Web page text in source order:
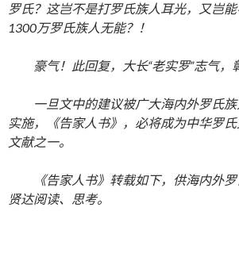
罗氏？这岂不是打罗氏族人耳光，又岂
1300万罗氏族人无能？！
豪气！此回复，大长“老实罗”志气，
一旦文中的建议被广大海内外罗氏
实施，《告家人书》，必将成为中华罗
文献之一。
《告家人书》转载如下，供海内外
贤达阅读、思考。